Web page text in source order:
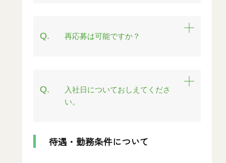
Q. 再応募は可能ですか？
Q.
入社日についておしえてくださ
い。
待遇・勤務条件について